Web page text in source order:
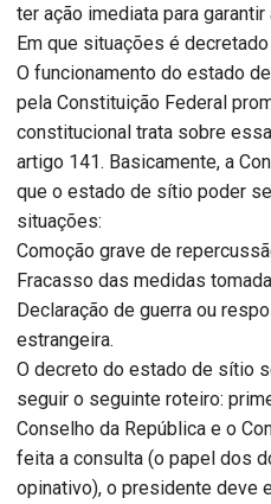
ter ação imediata para
Em que situações é
O funcionamento do estado
pela Constituição Federal
constitucional trata sobre
artigo 141. Basicamente, a
que o estado de sítio poder
situações:
Comoção grave de
Fracasso das medidas
Declaração de guerra ou
estrangeira.
O decreto do estado de sítio
seguir o seguinte roteiro:
Conselho da República e o
feita a consulta (o papel dos
opinativo), o presidente deve